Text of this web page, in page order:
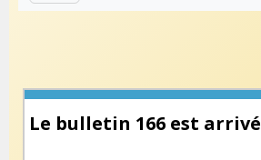
Le bulletin 166 est arrivé